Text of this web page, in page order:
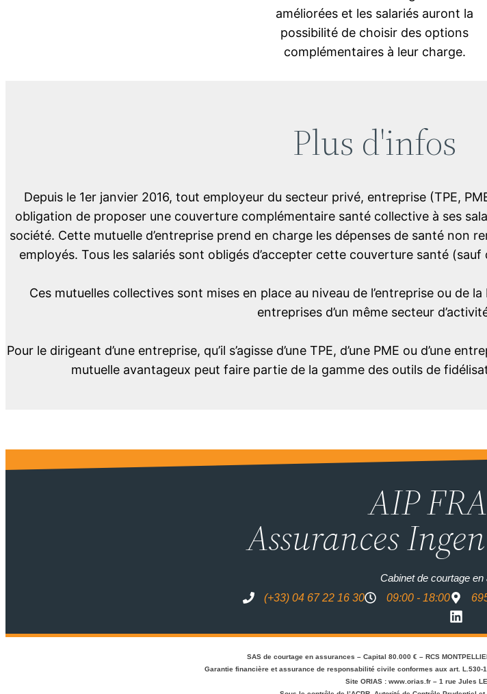
améliorées et les salariés auront la
possibilité de choisir des options
complémentaires à leur charge.
Plus d'infos
Depuis le 1er janvier 2016, tout employeur du secteur privé, entreprise (TPE,
obligation de proposer une couverture complémentaire santé collective à ses
société. Cette mutuelle d’entreprise prend en charge les dépenses de santé non
employés. Tous les salariés sont obligés d’accepter cette couverture santé
Ces mutuelles collectives sont mises en place au niveau de l’entreprise ou de
entreprises d’un même secteur
Pour le dirigeant d’une entreprise, qu’il s’agisse d’une TPE, d’une PME ou d’une
mutuelle avantageux peut faire partie de la gamme des outils de
AIP
Assurances
Cabinet de courtage
(+33) 04 67 22 16 30
09:00 - 18:00
SAS de courtage en assurances – Capital 80.000 € – RCS
Garantie financière et assurance de responsabilité civile conformes aux art. L.530-
Site ORIAS : www.orias.fr – 1 rue Jules